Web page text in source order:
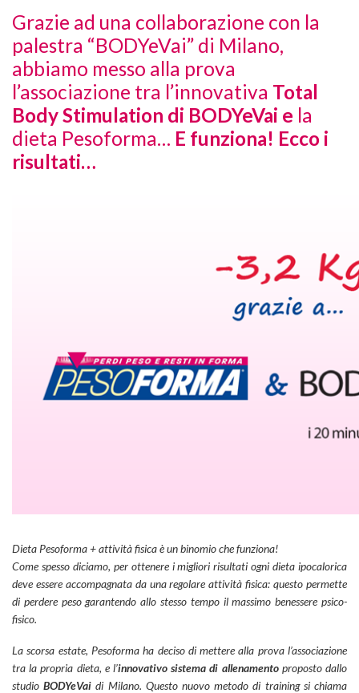
Grazie ad una collaborazione con la
palestra “BODYeVai” di Milano,
abbiamo messo alla prova
l’associazione tra l’innovativa Total
Body Stimulation di BODYeVai e la
dieta Pesoforma… E funziona! Ecco i
risultati…
Dieta Pesoforma + attività fisica è un binomio che funziona!
Come spesso diciamo, per ottenere i migliori risultati ogni dieta ipocalorica
deve essere accompagnata da una regolare attività fisica: questo permette
di perdere peso garantendo allo stesso tempo il massimo benessere psico-
fisico.
La scorsa estate, Pesoforma ha deciso di mettere alla prova l’associazione
tra la propria dieta, e l’innovativo sistema di allenamentoproposto dallo
studioBODYeVai di Milano. Questo nuovo metodo di training si chiama